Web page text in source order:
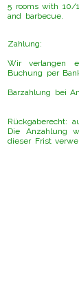
5 rooms with 10/
and barbecue.
Zahlung:
Wir verlangen
Buchung per
Barzahlung bei
Rückgaberecht:
Die Anzahlung
dieser Frist